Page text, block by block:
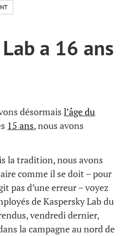
a 16 ans
désormaisl’âge du
15 ans, nous avons
la tradition, nous avons
comme il se doit – pour
pas d’une erreur – voyez
de Kaspersky Lab du
vendredi dernier,
la campagne au nord de